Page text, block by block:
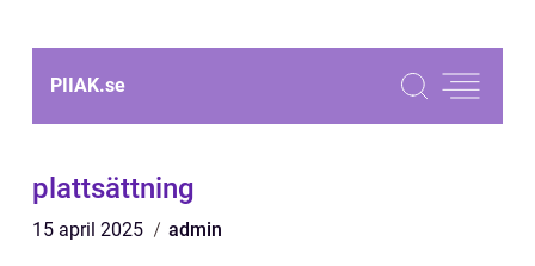
PIIAK.se
plattsättning
15 april 2025 admin